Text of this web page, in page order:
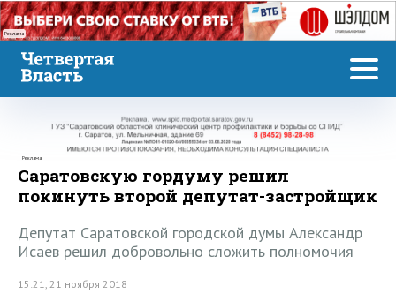
Реклама
Реклама
Саратовскую гордуму решил
покинуть второй депутат-застройщик
Депутат Саратовской городской думы Александр
Исаев решил добровольно сложить полномочия
15:21, 21 ноября 2018